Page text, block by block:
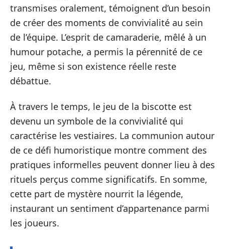
transmises oralement, témoignent d’un besoin
de créer des moments de convivialité au sein
de l’équipe. L’esprit de camaraderie, mêlé à un
humour potache, a permis la pérennité de ce
jeu, même si son existence réelle reste
débattue.
À travers le temps, le jeu de la biscotte est
devenu un symbole de la convivialité qui
caractérise les vestiaires. La communion autour
de ce défi humoristique montre comment des
pratiques informelles peuvent donner lieu à des
rituels perçus comme significatifs. En somme,
cette part de mystère nourrit la légende,
instaurant un sentiment d’appartenance parmi
les joueurs.